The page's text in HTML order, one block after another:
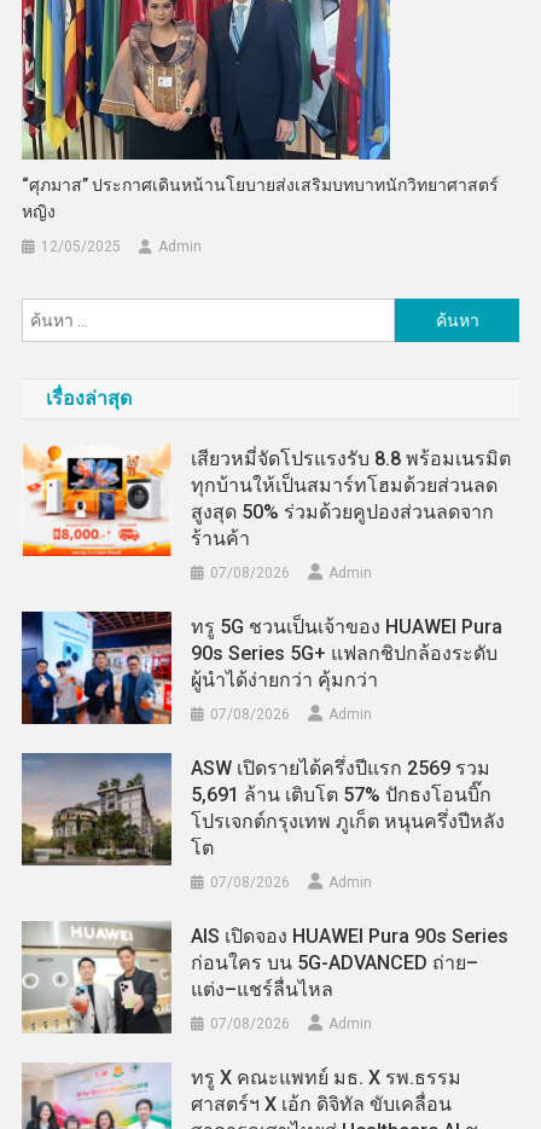
“ศุภมาส” ประกาศเดินหน้านโยบายส่งเสริมบทบาทนักวิทยาศาสตร์
หญิง
12/05/2025 Admin
สำหรับ:
เรื่องล่าสุด
เสียวหมี่จัดโปรแรงรับ 8.8 พร้อมเนรมิต
ทุกบ้านให้เป็นสมาร์ทโฮมด้วยส่วนลด
สูงสุด 50% ร่วมด้วยคูปองส่วนลดจาก
ร้านค้า
07/08/2026 Admin
ทรู 5G ชวนเป็นเจ้าของ HUAWEI Pura
90s Series 5G+ แฟลกชิปกล้องระดับ
ผู้นำได้ง่ายกว่า คุ้มกว่า
07/08/2026 Admin
ASW เปิดรายได้ครึ่งปีแรก 2569 รวม
5,691 ล้าน เติบโต 57% ปักธงโอนบิ๊ก
โปรเจกต์กรุงเทพ ภูเก็ต หนุนครึ่งปีหลัง
โต
07/08/2026 Admin
AIS เปิดจอง HUAWEI Pura 90s Series
ก่อนใคร บน 5G-ADVANCED ถ่าย–
แต่ง–แชร์ลื่นไหล
07/08/2026 Admin
ทรู X คณะแพทย์ มธ. X รพ.ธรรม
ศาสตร์ฯ X เอ้ก ดิจิทัล ขับเคลื่อน